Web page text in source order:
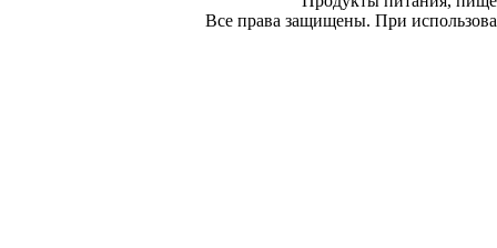
Все права защищены. При